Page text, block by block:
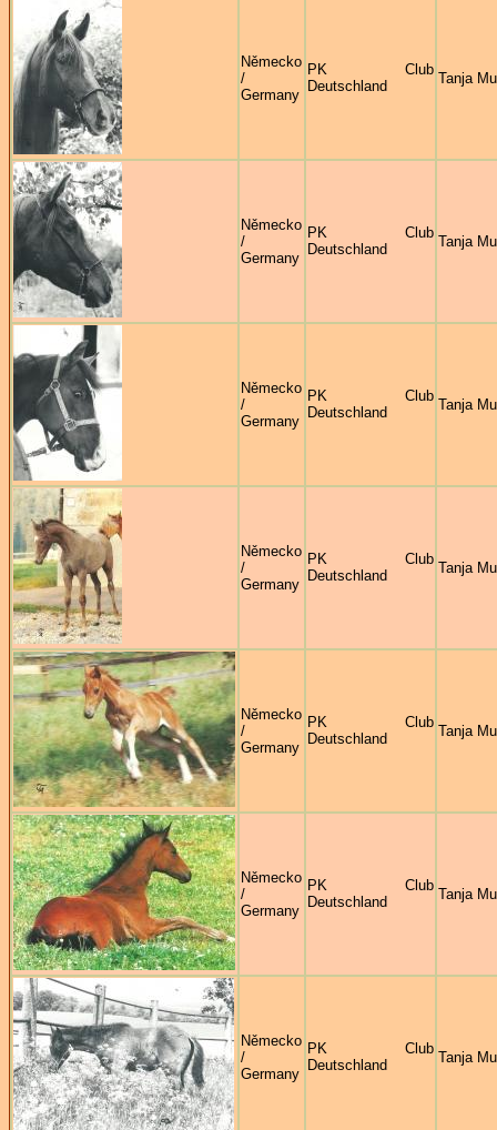
Německo
/
Germany
PK Club
Deutschland
Tanja
Německo
/
Germany
PK Club
Deutschland
Tanja
Německo
/
Germany
PK Club
Deutschland
Tanja
Německo
/
Germany
PK Club
Deutschland
Tanja
Německo
/
Germany
PK Club
Deutschland
Tanja
Německo
/
Germany
PK Club
Deutschland
Tanja
Německo
/
Germany
PK Club
Deutschland
Tanja